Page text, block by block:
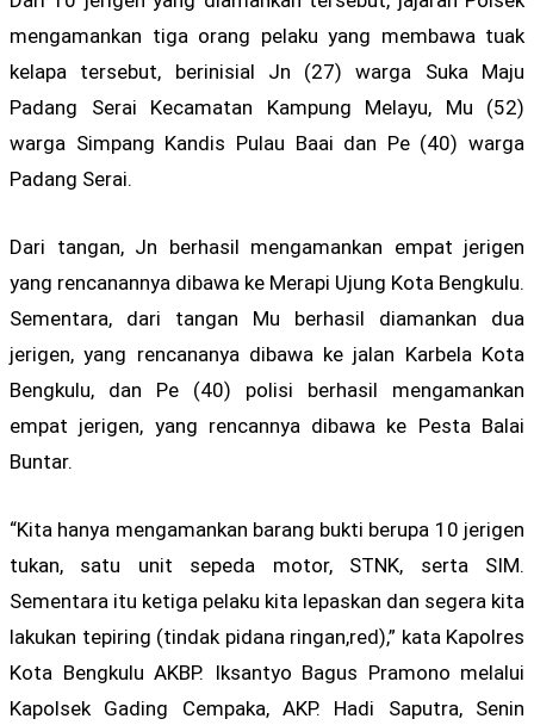
mengamankan tiga orang pelaku yang membawa tuak
kelapa tersebut, berinisial Jn (27) warga Suka Maju
Padang Serai Kecamatan Kampung Melayu, Mu (52)
warga Simpang Kandis Pulau Baai dan Pe (40) warga
Padang Serai.
Dari tangan, Jn berhasil mengamankan empat jerigen
yang rencanannya dibawa ke Merapi Ujung Kota Bengkulu.
Sementara, dari tangan Mu berhasil diamankan dua
jerigen, yang rencananya dibawa ke jalan Karbela Kota
Bengkulu, dan Pe (40) polisi berhasil mengamankan
empat jerigen, yang rencannya dibawa ke Pesta Balai
Buntar.
“Kita hanya mengamankan barang bukti berupa 10 jerigen
tukan, satu unit sepeda motor, STNK, serta SIM.
Sementara itu ketiga pelaku kita lepaskan dan segera kita
lakukan tepiring (tindak pidana ringan,red),” kata Kapolres
Kota Bengkulu AKBP. Iksantyo Bagus Pramono melalui
Kapolsek Gading Cempaka, AKP. Hadi Saputra, Senin